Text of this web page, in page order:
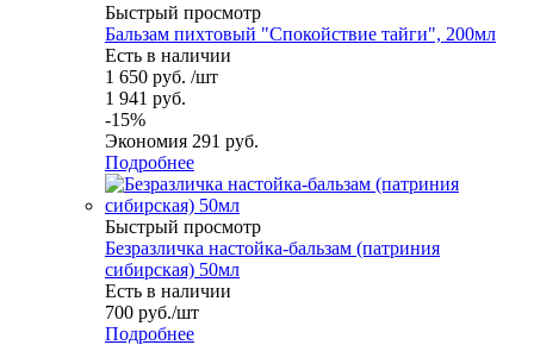
Быстрый просмотр
Бальзам пихтовый "Спокойствие тайги", 200мл
Есть в наличии
1 650 руб. /шт
1 941 руб.
-15%
Экономия 291 руб.
Подробнее
Быстрый просмотр
Безразличка настойка-бальзам (патриния
сибирская) 50мл
Есть в наличии
700 руб./шт
Подробнее